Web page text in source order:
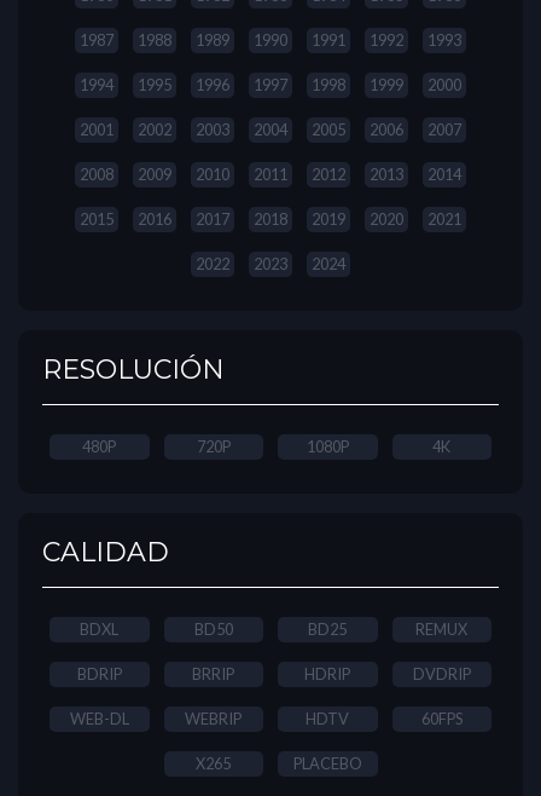
1987 1988 1989 1990 1991 1992 1993
1994 1995 1996 1997 1998 1999 2000
2001 2002 2003 2004 2005 2006 2007
2008 2009 2010 2011 2012 2013 2014
2015 2016 2017 2018 2019 2020 2021
2022 2023 2024
RESOLUCIÓN
480P 720P 1080P 4K
CALIDAD
BDXL BD50 BD25 REMUX
BDRIP BRRIP HDRIP DVDRIP
WEB-DL WEBRIP HDTV 60FPS
X265 PLACEBO